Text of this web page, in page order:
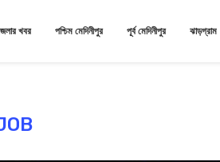
খবর পশ্চিম মেদিনীপুর পূর্ব মেদিনীপুর ঝাড়গ্রাম